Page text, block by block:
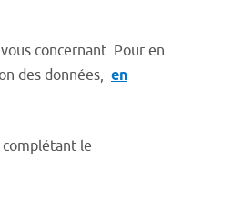
concernant. Pour en
des données, en
complétant le